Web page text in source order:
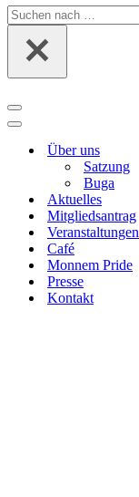
Suchen
nach …
Navigations-
Menü
Navigations-
Über uns
Satzung
Buga
Aktuelles
Mitgliedsantrag
Veranstaltungen
Café
Monnem Pride
Presse
Kontakt